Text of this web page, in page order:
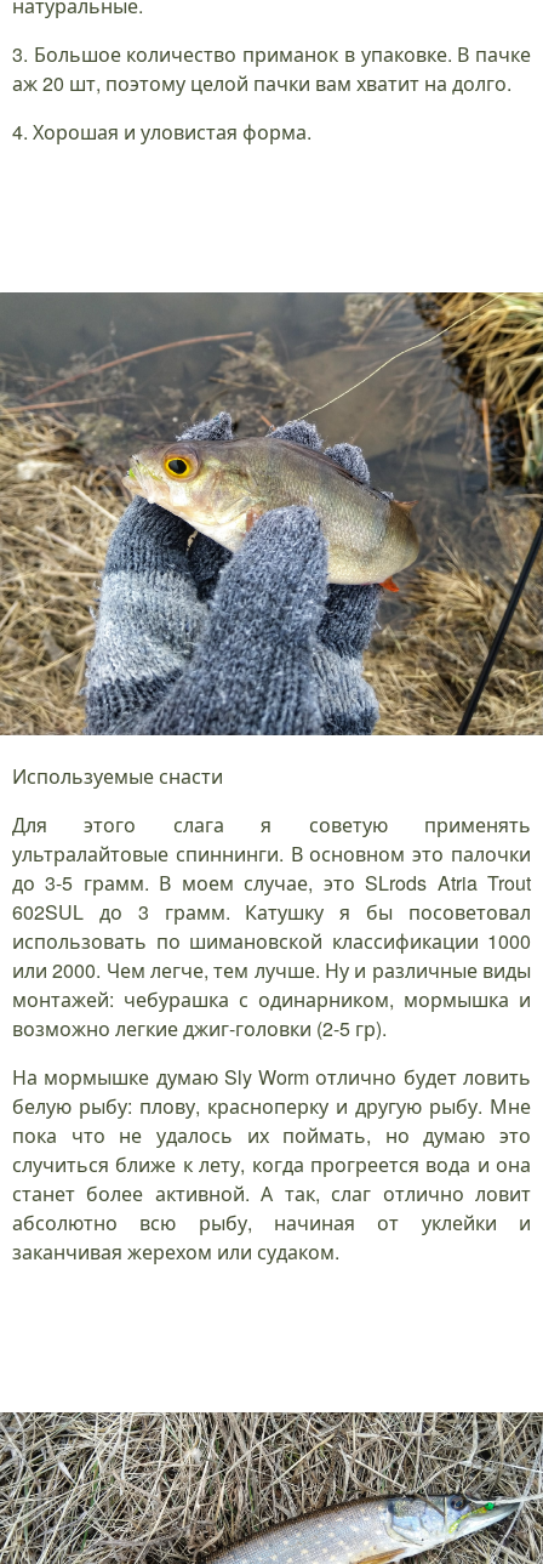
3. Большое количество приманок в упаковке. В пачке
аж 20 шт, поэтому целой пачки вам хватит на долго.
4. Хорошая и уловистая форма.
Используемые снасти
Для этого слага я советую применять
ультралайтовые спиннинги. В основном это палочки
до 3-5 грамм. В моем случае, это SLrods Atria Trout
602SUL до 3 грамм. Катушку я бы посоветовал
использовать по шимановской классификации 1000
или 2000. Чем легче, тем лучше. Ну и различные виды
монтажей: чебурашка с одинарником, мормышка и
возможно легкие джиг-головки (2-5 гр).
На мормышке думаю Sly Worm отлично будет ловить
белую рыбу: плову, красноперку и другую рыбу. Мне
пока что не удалось их поймать, но думаю это
случиться ближе к лету, когда прогреется вода и она
станет более активной. А так, слаг отлично ловит
абсолютно всю рыбу, начиная от уклейки и
заканчивая жерехом или судаком.